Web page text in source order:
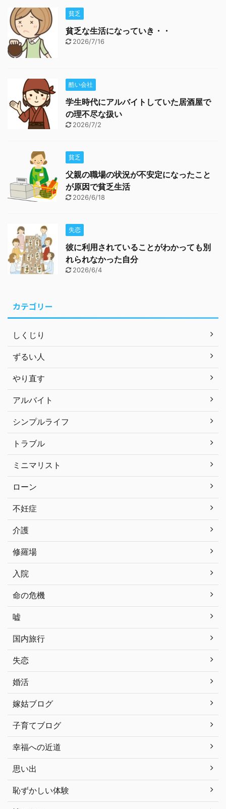
貧乏
貧乏な生活になっていき・・
2026/7/16
酷い会社
学生時代にアルバイトしていた居酒屋で
の理不尽な扱い
2026/7/2
貧乏
父親の職場の状況が不安定になったこと
が原因で貧乏生活
2026/6/18
失恋
彼に利用されていることがわかっても別
れられなかった自分
2026/6/4
カテゴリー
しくじり
ずるい人
やり直す
アルバイト
シンプルライフ
トラブル
ミニマリスト
ローン
不妊症
介護
修羅場
入院
命の危機
嘘
国内旅行
失恋
婚活
嫁姑ブログ
子育てブログ
幸福への近道
思い出
恥ずかしい体験